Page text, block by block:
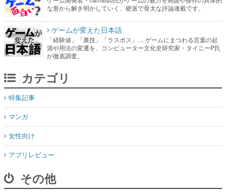
な形から解き明かしていく、硬派で骨太な評論連載です。
ゲームが変えた日本語
「経験値」「裏技」「ラスボス」… ゲームにまつわる言葉の起
源や用法の変遷を、コンピューター文化史研究家・タイニーP氏
が徹底調査。
カテゴリ
特集記事
マンガ
女性向け
アプリレビュー
その他